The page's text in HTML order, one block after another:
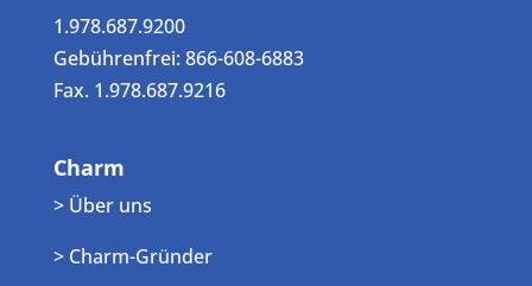
1.978.687.9200
Gebührenfrei: 866-608-6883
Fax. 1.978.687.9216
Charm
> Über uns
> Charm-Gründer